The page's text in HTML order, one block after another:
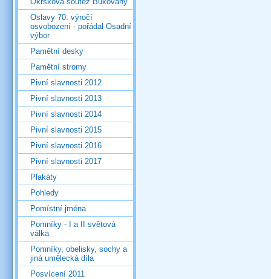
Oslavy 70. výročí
osvobození - pořádal Osadní
výbor
Pamětní desky
Pamětní stromy
Pivní slavnosti 2012
Pivní slavnosti 2013
Pivní slavnosti 2014
Pivní slavnosti 2015
Pivní slavnosti 2016
Pivní slavnosti 2017
Plakáty
Pohledy
Pomístní jména
Pomníky - I a II světová
válka
Pomníky, obelisky, sochy a
jiná umělecká díla
Posvícení 2011